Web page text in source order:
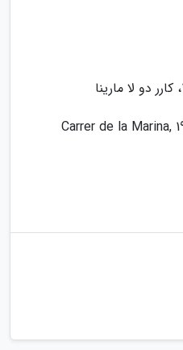
Carrer de la Marina,